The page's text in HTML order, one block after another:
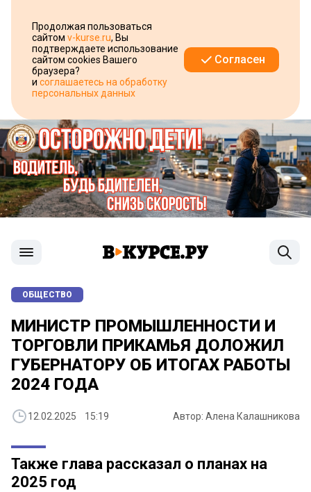
Продолжая пользоваться
сайтом v-kurse.ru, Вы
подтверждаете использование
сайтом cookies Вашего
браузера?
и соглашаетесь на обработку
персональных данных
Согласен
ОБЩЕСТВО
МИНИСТР ПРОМЫШЛЕННОСТИ И
ТОРГОВЛИ ПРИКАМЬЯ ДОЛОЖИЛ
ГУБЕРНАТОРУ ОБ ИТОГАХ РАБОТЫ
2024 ГОДА
12.02.2025 15:19 Автор: Алена Калашникова
Также глава рассказал о планах на
2025 год